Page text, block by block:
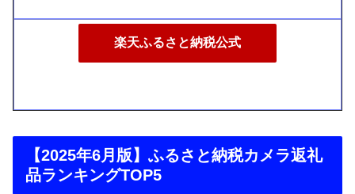
楽天ふるさと納税公式
【2025年6月版】ふるさと納税カメラ返礼
品ランキングTOP5